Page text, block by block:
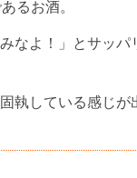
るお酒。
なよ！」とサッパ
執している感じが